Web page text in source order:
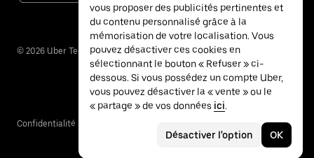
© 2026 Uber Technologies Inc.
Confidentialité
vous proposer des publicités pertinentes et
du contenu personnalisé grâce à la
mémorisation de votre localisation. Vous
pouvez désactiver ces cookies en
sélectionnant le bouton « Refuser » ci-
dessous. Si vous possédez un compte Uber,
vous pouvez désactiver la « vente » ou le
« partage » de vos données ici.
Désactiver l'option OK